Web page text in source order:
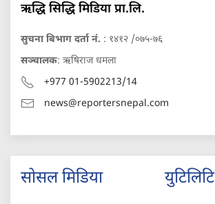
ऋद्धि सिद्धि मिडिया प्रा.लि.
सुचना बिभाग दर्ता नं. : १४१२ /०७५-७६
सञ्चालक: ऋषिराज धमला
+977 01-5902213/14
news@reportersnepal.com
सोसल मिडिया युटिलिटि